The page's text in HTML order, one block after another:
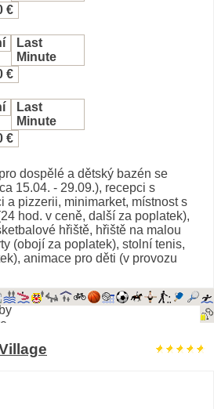
€
Last
Minute
€
Last
Minute
€
dospělé a dětský bazén se
15.04. - 29.09.), recepci s
a pizzerii, minimarket, místnost s
hod. v ceně, další za poplatek),
hřiště, hřiště na malou
(obojí za poplatek), stolní tenis,
animace pro děti (v provozu